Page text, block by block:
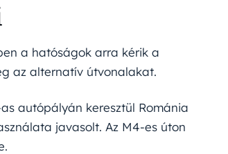
a hatóságok arra kérik a
az alternatív útvonalakat.
autópályán keresztül Románia
javasolt. Az M4-es úton